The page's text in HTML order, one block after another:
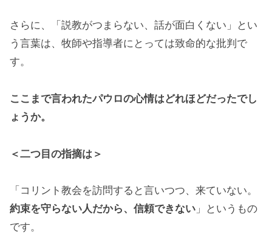
さらに、「説教がつまらない、話が面白くない」とい
う言葉は、牧師や指導者にとっては致命的な批判で
す。
ここまで言われたパウロの心情はどれほどだったでし
ょうか。
＜二つ目の指摘は＞
「コリント教会を訪問すると言いつつ、来ていない。
約束を守らない人だから、信頼できない 」というもの
です。